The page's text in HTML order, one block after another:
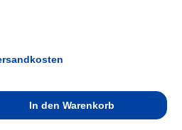
den gewünschten
In den Warenkorb